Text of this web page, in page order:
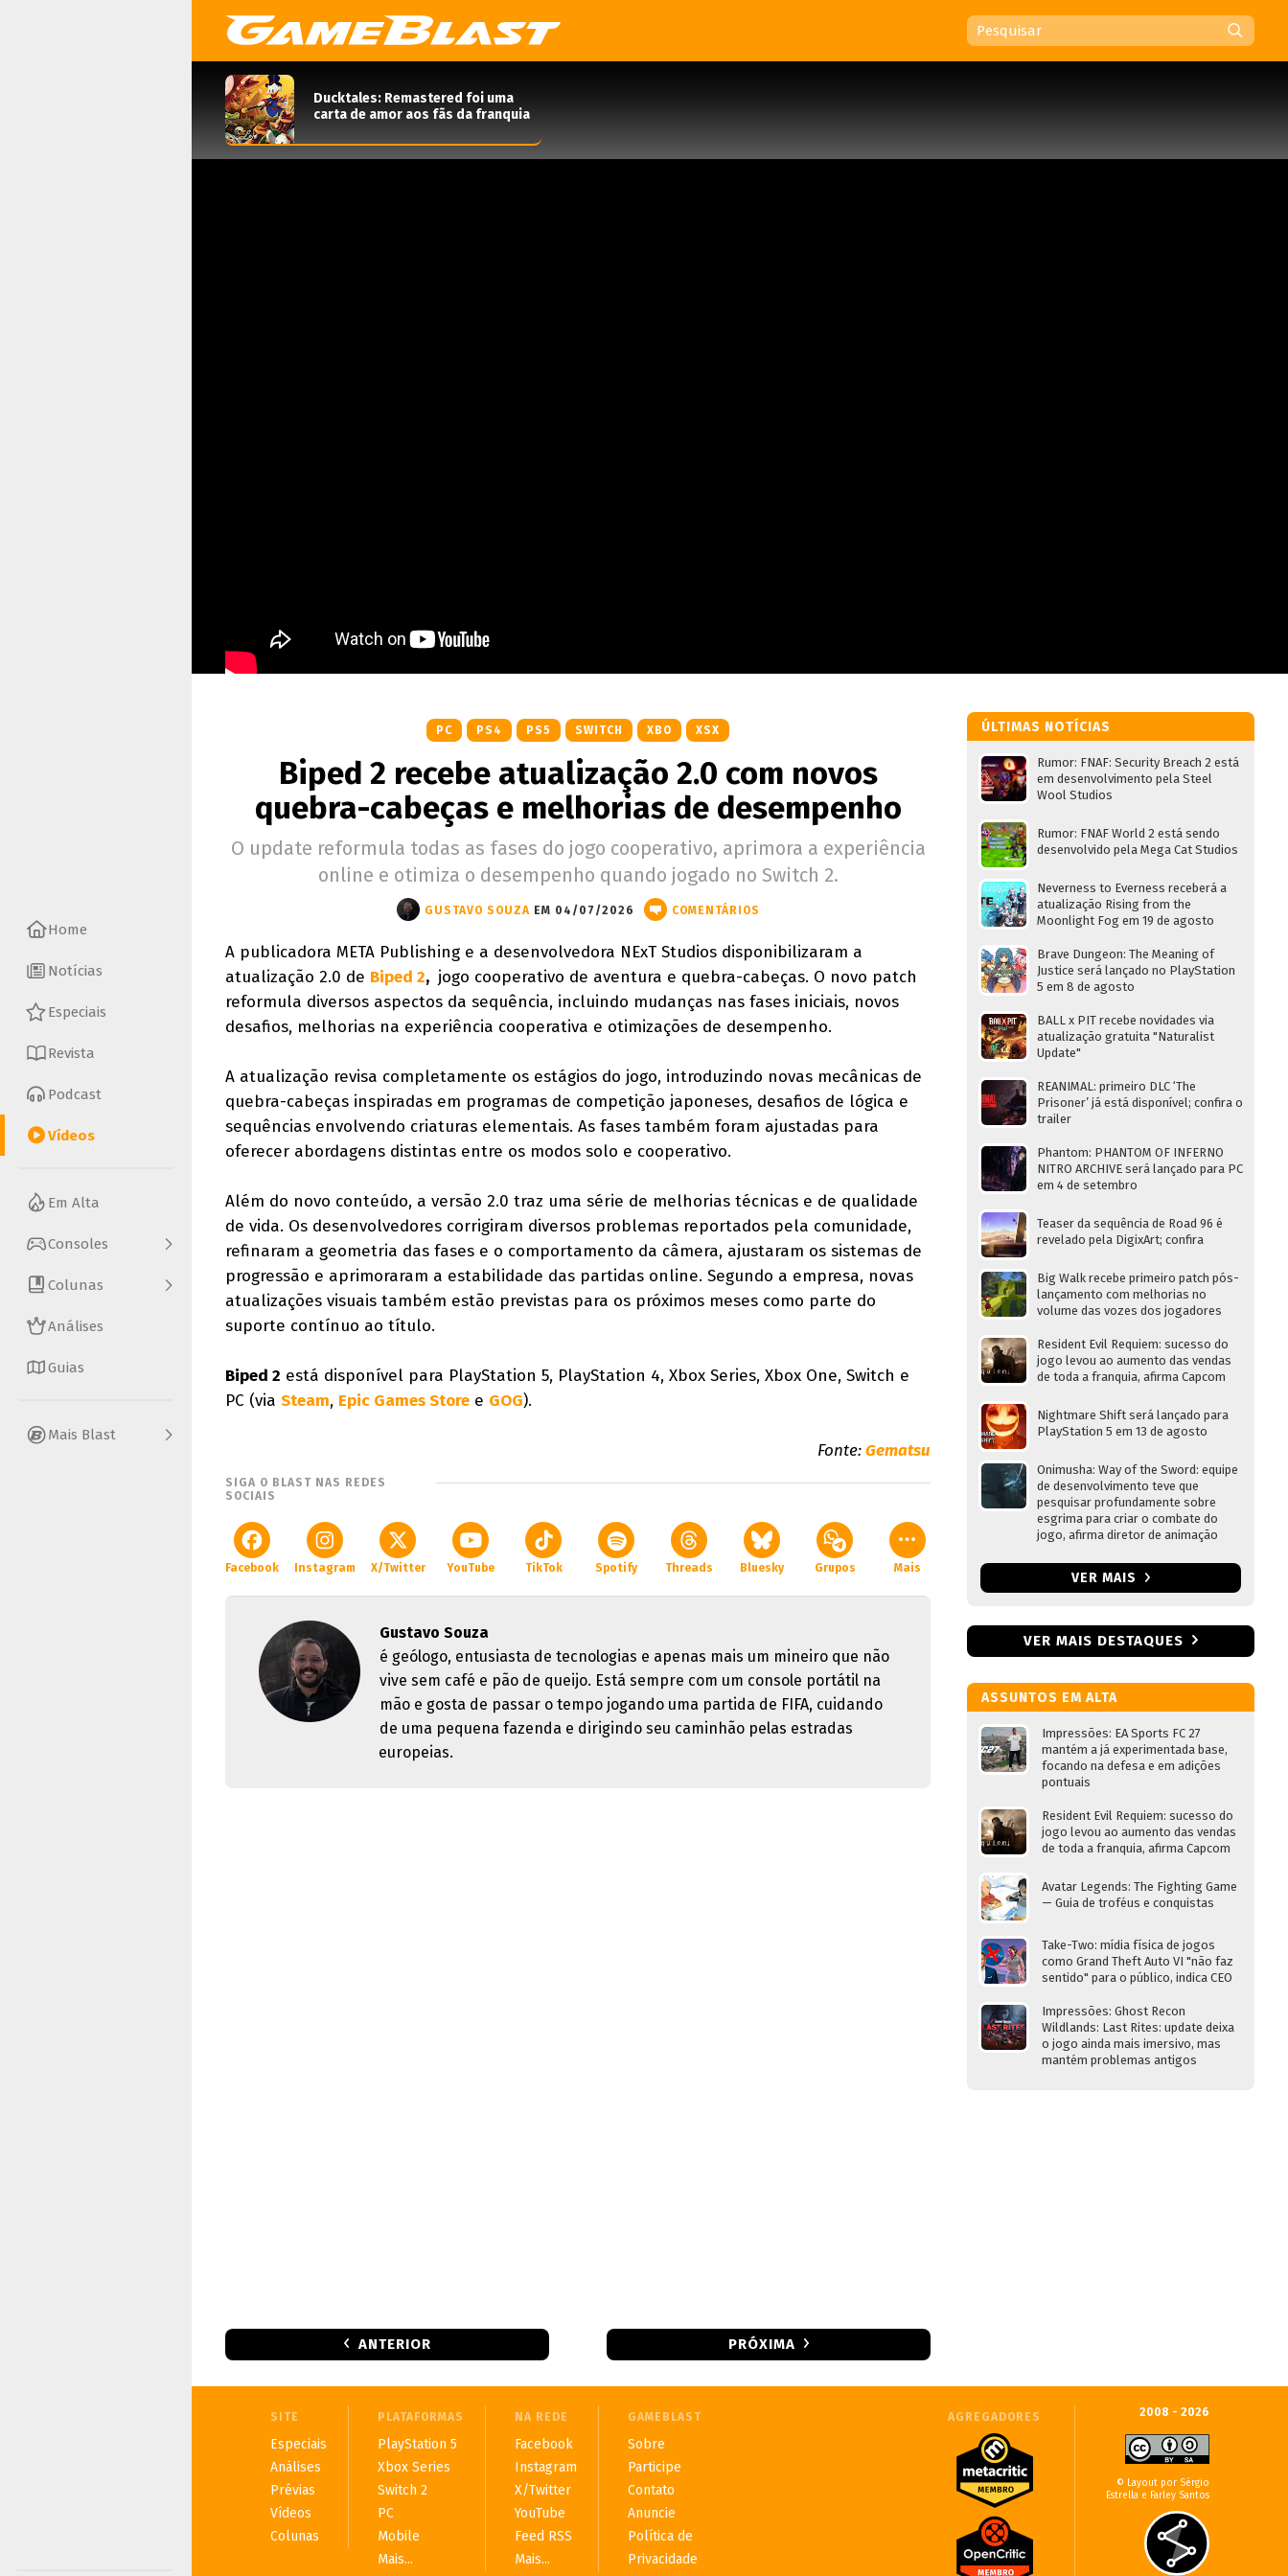
Home
Notícias
Especiais
Revista
Podcast
Vídeos
Em Alta
Consoles
Colunas
Análises
Guias
Mais Blast
Ducktales: Remastered foi uma
carta de amor aos fãs da franquia
PC PS4 PS5 SWITCH XBO XSX
Biped 2 recebe atualização 2.0 com novos
quebra-cabeças e melhorias de desempenho
O update reformula todas as fases do jogo cooperativo, aprimora a experiência
online e otimiza o desempenho quando jogado no Switch 2.
GUSTAVO SOUZA EM 04/07/2026 COMENTÁRIOS
A publicadora META Publishing e a desenvolvedora NExT Studios disponibilizaram a
atualização 2.0 de Biped 2, jogo cooperativo de aventura e quebra-cabeças. O novo patch
reformula diversos aspectos da sequência, incluindo mudanças nas fases iniciais, novos
desafios, melhorias na experiência cooperativa e otimizações de desempenho.
A atualização revisa completamente os estágios do jogo, introduzindo novas mecânicas de
quebra-cabeças inspiradas em programas de competição japoneses, desafios de lógica e
sequências envolvendo criaturas elementais. As fases também foram ajustadas para
oferecer abordagens distintas entre os modos solo e cooperativo.
Além do novo conteúdo, a versão 2.0 traz uma série de melhorias técnicas e de qualidade
de vida. Os desenvolvedores corrigiram diversos problemas reportados pela comunidade,
refinaram a geometria das fases e o comportamento da câmera, ajustaram os sistemas de
progressão e aprimoraram a estabilidade das partidas online. Segundo a empresa, novas
atualizações visuais também estão previstas para os próximos meses como parte do
suporte contínuo ao título.
Biped 2 está disponível para PlayStation 5, PlayStation 4, Xbox Series, Xbox One, Switch e
PC (via Steam, Epic Games Store e GOG).
Fonte:Gematsu
SIGA O BLAST NAS REDES
SOCIAIS
Facebook Instagram X/Twitter YouTube TikTok Spotify Threads Bluesky Grupos Mais
Gustavo Souza
é geólogo, entusiasta de tecnologias e apenas mais um mineiro que não
vive sem café e pão de queijo. Está sempre com um console portátil na
mão e gosta de passar o tempo jogando uma partida de FIFA, cuidando
de uma pequena fazenda e dirigindo seu caminhão pelas estradas
europeias.
ANTERIOR PRÓXIMA
ÚLTIMAS NOTÍCIAS
Rumor: FNAF: Security Breach 2 está
em desenvolvimento pela Steel
Wool Studios
Rumor: FNAF World 2 está sendo
desenvolvido pela Mega Cat Studios
Neverness to Everness receberá a
atualização Rising from the
Moonlight Fog em 19 de agosto
Brave Dungeon: The Meaning of
Justice será lançado no PlayStation
5 em 8 de agosto
BALL x PIT recebe novidades via
atualização gratuita "Naturalist
Update"
REANIMAL: primeiro DLC ‘The
Prisoner’ já está disponível; confira o
trailer
Phantom: PHANTOM OF INFERNO
NITRO ARCHIVE será lançado para PC
em 4 de setembro
Teaser da sequência de Road 96 é
revelado pela DigixArt; confira
Big Walk recebe primeiro patch pós-
lançamento com melhorias no
volume das vozes dos jogadores
Resident Evil Requiem: sucesso do
jogo levou ao aumento das vendas
de toda a franquia, afirma Capcom
Nightmare Shift será lançado para
PlayStation 5 em 13 de agosto
Onimusha: Way of the Sword: equipe
de desenvolvimento teve que
pesquisar profundamente sobre
esgrima para criar o combate do
jogo, afirma diretor de animação
VER MAIS
VER MAIS DESTAQUES
ASSUNTOS EM ALTA
Impressões: EA Sports FC 27
mantém a já experimentada base,
focando na defesa e em adições
pontuais
Resident Evil Requiem: sucesso do
jogo levou ao aumento das vendas
de toda a franquia, afirma Capcom
Avatar Legends: The Fighting Game
— Guia de troféus e conquistas
Take-Two: mídia física de jogos
como Grand Theft Auto VI "não faz
sentido" para o público, indica CEO
Impressões: Ghost Recon
Wildlands: Last Rites: update deixa
o jogo ainda mais imersivo, mas
mantém problemas antigos
SITE
Especiais
Análises
Prévias
Vídeos
Colunas
PLATAFORMAS
PlayStation 5
Xbox Series
Switch 2
PC
Mobile
Mais...
NA REDE
Facebook
Instagram
X/Twitter
YouTube
Feed RSS
Mais...
GAMEBLAST
Sobre
Participe
Contato
Anuncie
Política de
Privacidade
2008 - 2026
© Layout por Sérgio
Estrella e Farley Santos
AGREGADORES